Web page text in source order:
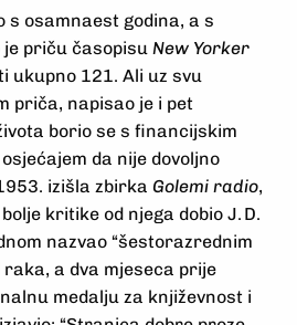
s osamnaest godina, a s
priču časopisu New Yorker
ukupno 121. Ali uz svu
priča, napisao je i pet
borio se s financijskim
da nije dovoljno
izišla zbirka Golemi radio,
kritike od njega dobio J. D.
nazvao “šesto­razrednim
raka, a dva mjeseca prije
medalju za književnost i